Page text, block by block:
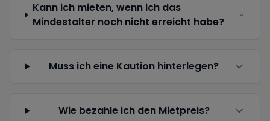
Kann ich mieten, wenn ich das
Mindestalter noch nicht erreicht habe?
Muss ich eine Kaution hinterlegen?
Wie bezahle ich den Mietpreis?